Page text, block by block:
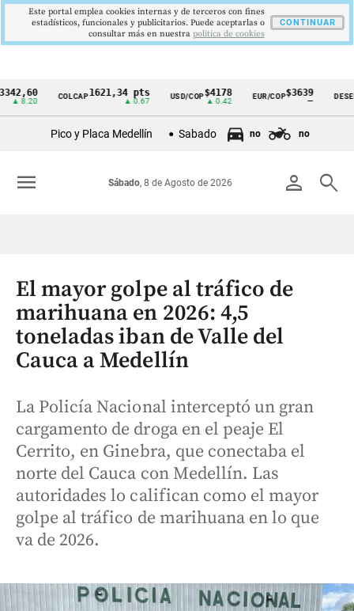
Cintillo
Colombia
COLCAP1621,34 pts USD/COP$4178
▲ 0.42
EUR/COP$3639
—
DESEMPLEO
Pico y Placa Medellín Sabado no no
person search
Sábado, 8 de Agosto de 2026
menu
El mayor golpe al tráfico de
marihuana en 2026: 4,5
toneladas iban de Valle del
Cauca a Medellín
La Policía Nacional interceptó un gran
cargamento de droga en el peaje El
Cerrito, en Ginebra, que conectaba el
norte del Cauca con Medellín. Las
autoridades lo califican como el mayor
golpe al tráfico de marihuana en lo que
va de 2026.
Este portal emplea cookies internas y de terceros con fines
estadísticos, funcionales y publicitarios. Puede aceptarlas o
consultar más en nuestra politica de cookies
CONTINUAR